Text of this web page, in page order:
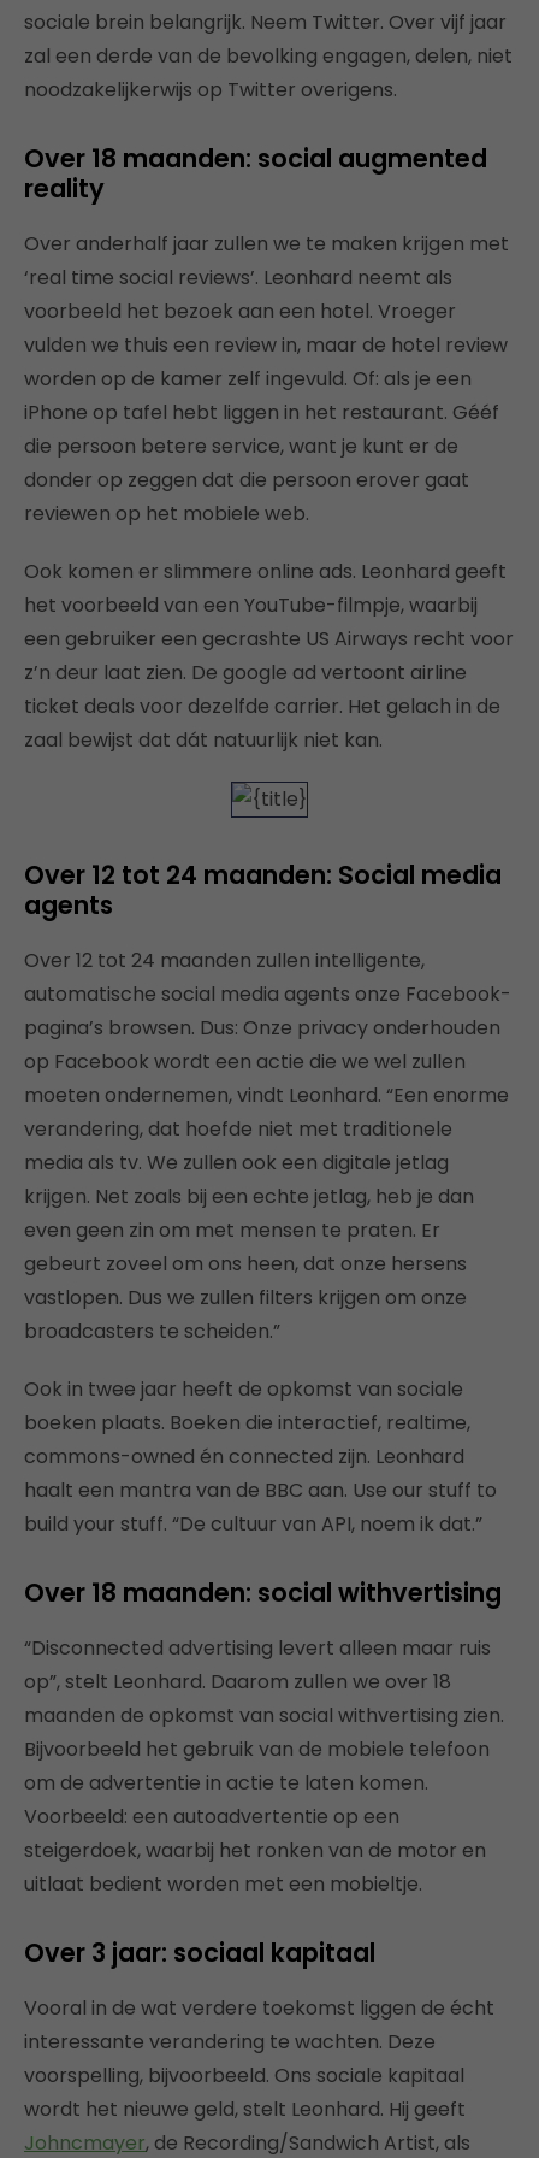
sociale brein belangrijk. Neem Twitter. Over vijf jaar
zal een derde van de bevolking engagen, delen, niet
noodzakelijkerwijs op Twitter overigens.
Over 18 maanden: social augmented
reality
Over anderhalf jaar zullen we te maken krijgen met
‘real time social reviews’. Leonhard neemt als
voorbeeld het bezoek aan een hotel. Vroeger
vulden we thuis een review in, maar de hotel review
worden op de kamer zelf ingevuld. Of: als je een
iPhone op tafel hebt liggen in het restaurant. Gééf
die persoon betere service, want je kunt er de
donder op zeggen dat die persoon erover gaat
reviewen op het mobiele web.
Ook komen er slimmere online ads. Leonhard geeft
het voorbeeld van een YouTube-filmpje, waarbij
een gebruiker een gecrashte US Airways recht voor
z’n deur laat zien. De google ad vertoont airline
ticket deals voor dezelfde carrier. Het gelach in de
zaal bewijst dat dát natuurlijk niet kan.
Over 12 tot 24 maanden: Social media
agents
Over 12 tot 24 maanden zullen intelligente,
automatische social media agents onze Facebook-
pagina’s browsen. Dus: Onze privacy onderhouden
op Facebook wordt een actie die we wel zullen
moeten ondernemen, vindt Leonhard. “Een enorme
verandering, dat hoefde niet met traditionele
media als tv. We zullen ook een digitale jetlag
krijgen. Net zoals bij een echte jetlag, heb je dan
even geen zin om met mensen te praten. Er
gebeurt zoveel om ons heen, dat onze hersens
vastlopen. Dus we zullen filters krijgen om onze
broadcasters te scheiden.”
Ook in twee jaar heeft de opkomst van sociale
boeken plaats. Boeken die interactief, realtime,
commons-owned én connected zijn. Leonhard
haalt een mantra van de BBC aan. Use our stuff to
build your stuff. “De cultuur van API, noem ik dat.”
Over 18 maanden: social withvertising
“Disconnected advertising levert alleen maar ruis
op”, stelt Leonhard. Daarom zullen we over 18
maanden de opkomst van social withvertising zien.
Bijvoorbeeld het gebruik van de mobiele telefoon
om de advertentie in actie te laten komen.
Voorbeeld: een autoadvertentie op een
steigerdoek, waarbij het ronken van de motor en
uitlaat bedient worden met een mobieltje.
Over 3 jaar: sociaal kapitaal
Vooral in de wat verdere toekomst liggen de écht
interessante verandering te wachten. Deze
voorspelling, bijvoorbeeld. Ons sociale kapitaal
wordt het nieuwe geld, stelt Leonhard. Hij geeft
Johncmayer, de Recording/Sandwich Artist, als